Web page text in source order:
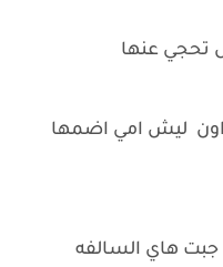
تحجي عنها
ليش امي اضمها
هاي السالفه